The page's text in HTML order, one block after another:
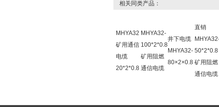
相关同类产品：
MHYA32
矿用通信
电缆
20*2*0.8
MHYA32-
100*2*0.8
矿用阻燃
通信电缆
井下电缆
MHYA32-
80×2×0.8
直销
50*2*0.8
矿用阻燃
通信电缆